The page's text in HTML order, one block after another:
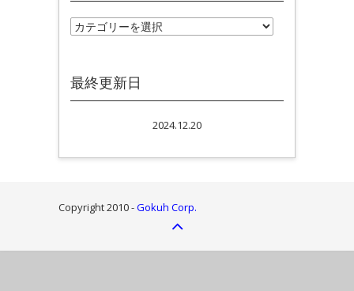
カテゴリー
最終更新日
2024.12.20
Copyright 2010 -Gokuh Corp.